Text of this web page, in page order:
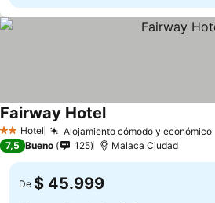
2 Estrellas
Hotel Alojamiento cómodo y económico
Fairway Hotel
7,5 Bueno 125 Malaca Ciudad
De $ 45.999